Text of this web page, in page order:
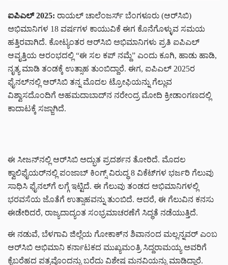
ಐಪಿಎಲ್ 2025: ರಾಯಲ್ ಚಾಲೆಂಜರ್ಸ್ ಬೆಂಗಳೂರು (ಆರ್‌ಸಿಬಿ)
ಅಭಿಮಾನಿಗಳ 18 ವರ್ಷಗಳ ಕಾಯುವಿಕೆ ಈಗ ಕೊನೆಗೊಳ್ಳುವ ಸಮಯ
ಹತ್ತಿರವಾಗಿದೆ. ಕೋಟ್ಯಂತರ ಆರ್‌ಸಿಬಿ ಅಭಿಮಾನಿಗಳು ಪ್ರತಿ ಐಪಿಎಲ್
ಆವೃತ್ತಿಯ ಆರಂಭದಲ್ಲಿ “ಈ ಸಲ ಕಪ್ ನಮ್ದೆ” ಎಂದು ಕೂಗಿ, ಹಾಡು ಹಾಡಿ,
ನೃತ್ಯ ಮಾಡಿ ತಂಡಕ್ಕೆ ಉತ್ಸಾಹ ತುಂಬಿದ್ದಾರೆ. ಈಗ, ಐಪಿಎಲ್ 2025ರ
ಫೈನಲ್‌ನಲ್ಲಿ ಆರ್‌ಸಿಬಿ ತನ್ನ ಮೊದಲ ಟ್ರೋಫಿಯನ್ನು ಗೆಲ್ಲುವ
ವಿಶ್ವಾಸದೊಂದಿಗೆ ಅಹಮದಾಬಾದ್‌ನ ನರೇಂದ್ರ ಮೋದಿ ಕ್ರೀಡಾಂಗಣದಲ್ಲಿ
ಕಾದಾಟಕ್ಕೆ ಸಜ್ಜಾಗಿದೆ.
ಈ ಸೀಜನ್‌ನಲ್ಲಿ ಆರ್‌ಸಿಬಿ ಅದ್ಭುತ ಪ್ರದರ್ಶನ ತೋರಿದೆ. ಮೊದಲ
ಕ್ವಾಲಿಫೈಯರ್‌ನಲ್ಲಿ ಪಂಜಾಬ್ ಕಿಂಗ್ಸ್ ವಿರುದ್ಧ 8 ವಿಕೆಟ್‌ಗಳ ಭರ್ಜರಿ ಗೆಲುವು
ಸಾಧಿಸಿ ಫೈನಲ್‌ಗೆ ಲಗ್ಗೆ ಇಟ್ಟಿದೆ. ಈ ಗೆಲುವು ತಂಡದ ಅಭಿಮಾನಿಗಳಲ್ಲಿ
ಭರವಸೆಯ ಜೊತೆಗೆ ಉತ್ಸಾಹವನ್ನು ತುಂಬಿದೆ. ಆದರೆ, ಈ ಗೆಲುವಿನ ಕನಸು
ಈಡೇರಿದರೆ, ರಾಜ್ಯದಾದ್ಯಂತ ಸಂಭ್ರಮಾಚರಣೆಗೆ ಸಿದ್ಧತೆ ನಡೆಯುತ್ತಿದೆ.
ಈ ನಡುವೆ, ಬೆಳಗಾವಿ ಜಿಲ್ಲೆಯ ಗೋಕಾಕ್‌ನ ಶಿವಾನಂದ ಮಲ್ಲನ್ನವರ್ ಎಂಬ
ಆರ್‌ಸಿಬಿ ಅಭಿಮಾನಿ ಕರ್ನಾಟಕದ ಮುಖ್ಯಮಂತ್ರಿ ಸಿದ್ದರಾಮಯ್ಯ ಅವರಿಗೆ
ಕೈಬರೆಹದ ಪತ್ರವೊಂದನ್ನು ಬರೆದು ವಿಶೇಷ ಮನವಿಯನ್ನು ಮಾಡಿದ್ದಾರೆ.